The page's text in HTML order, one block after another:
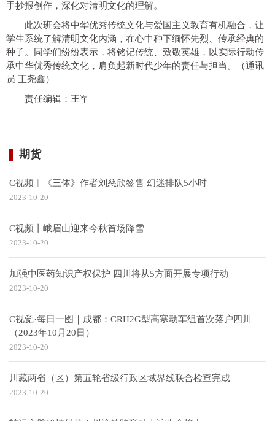
手抄报创作，深化对清明文化的理解。
此次班会将中华优秀传统文化与爱国主义教育有机融合，让
学生系统了解清明文化内涵，在心中种下缅怀先烈、传承经典的
种子。同学们纷纷表示，将铭记传统、致敬英雄，以实际行动传
承中华优秀传统文化，肩负起新时代少年的责任与担当。（通讯
员 王尧鑫）
责任编辑：王军
期货
C视频︱《三体》作者刘慈欣签售 幻迷排队5小时
2023-10-20
C视频丨峨眉山迎来今秋首场降雪
2023-10-20
加强中医药知识产权保护 四川将从5方面开展专项行动
2023-10-20
C视觉·每日一图｜成都：CRH2G型高寒动车组首次落户四川
（2023年10月20日）
2023-10-20
川藏两省（区）第五轮省级行政区域界线联合检查完成
2023-10-20